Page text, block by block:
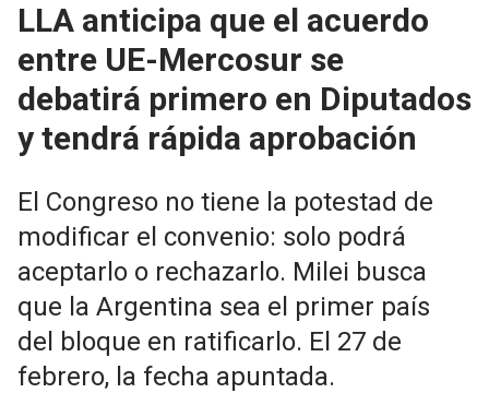
LLA anticipa que el acuerdo
entre UE-Mercosur se
debatirá primero en Diputados
y tendrá rápida aprobación
El Congreso no tiene la potestad de
modificar el convenio: solo podrá
aceptarlo o rechazarlo. Milei busca
que la Argentina sea el primer país
del bloque en ratificarlo. El 27 de
febrero, la fecha apuntada.